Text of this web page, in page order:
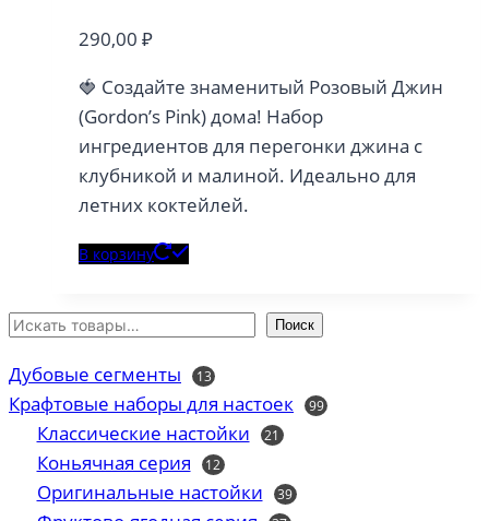
290,00 ₽
🍓 Создайте знаменитый Розовый Джин
(Gordon’s Pink) дома! Набор
ингредиентов для перегонки джина с
клубникой и малиной. Идеально для
летних коктейлей.
В корзину
Поиск
Дубовые сегменты 1313
Крафтовые наборы для настоек 9999
Классические настойки 2121
Коньячная серия 1212
товаров
Оригинальные настойки 3939